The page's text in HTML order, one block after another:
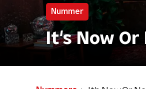
Nummer
It's Now Or